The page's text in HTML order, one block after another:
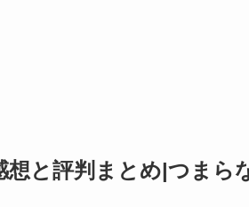
と評判まとめ|つまら